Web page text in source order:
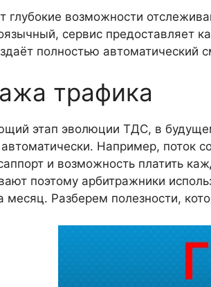
глубокие возможности
сервис предоставляет
полностью автоматический
трафика
этап эволюции ТДС, в
Например, поток
и возможность платить
поэтому арбитражники
месяц. Разберем полезности,